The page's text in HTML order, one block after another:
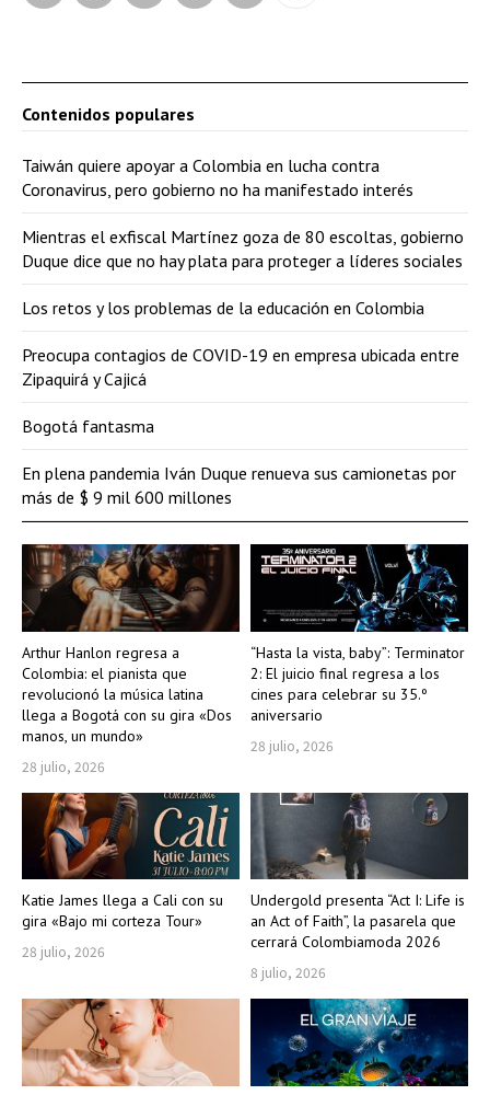
Arthur Hanlon regresa a
Colombia: el pianista que
revolucionó la música latina
llega a Bogotá con su gira «Dos
manos, un mundo»
28 julio, 2026
“Hasta la vista, baby”: Terminator
2: El juicio final regresa a los
cines para celebrar su 35.º
aniversario
28 julio, 2026
Katie James llega a Cali con su
gira «Bajo mi corteza Tour»
28 julio, 2026
Undergold presenta “Act I: Life is
an Act of Faith”, la pasarela que
cerrará Colombiamoda 2026
8 julio, 2026
Contenidos populares
Taiwán quiere apoyar a Colombia en lucha contra
Coronavirus, pero gobierno no ha manifestado interés
Mientras el exfiscal Martínez goza de 80 escoltas, gobierno
Duque dice que no hay plata para proteger a líderes sociales
Los retos y los problemas de la educación en Colombia
Preocupa contagios de COVID-19 en empresa ubicada entre
Zipaquirá y Cajicá
Bogotá fantasma
En plena pandemia Iván Duque renueva sus camionetas por
más de $ 9 mil 600 millones